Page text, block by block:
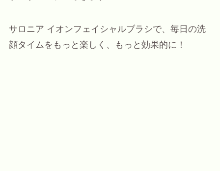
サロニア イオンフェイシャルブラシで、毎日の洗
顔タイムをもっと楽しく、もっと効果的に！